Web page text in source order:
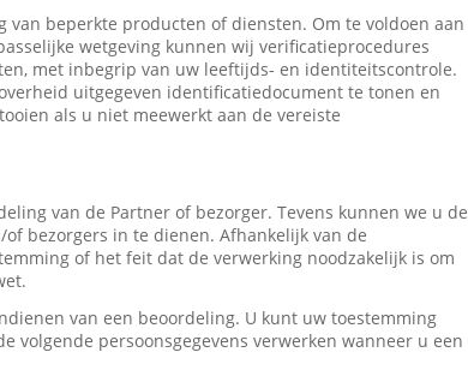
beperkte producten of diensten. Om te voldoen aan
wetgeving kunnen wij verificatieprocedures
met inbegrip van uw leeftijds- en identiteitscontrole.
uitgegeven identificatiedocument te tonen en
als u niet meewerkt aan de vereiste
van de Partner of bezorger. Tevens kunnen we u de
bezorgers in te dienen. Afhankelijk van de
of het feit dat de verwerking noodzakelijk is om
van een beoordeling. U kunt uw toestemming
volgende persoonsgegevens verwerken wanneer u een